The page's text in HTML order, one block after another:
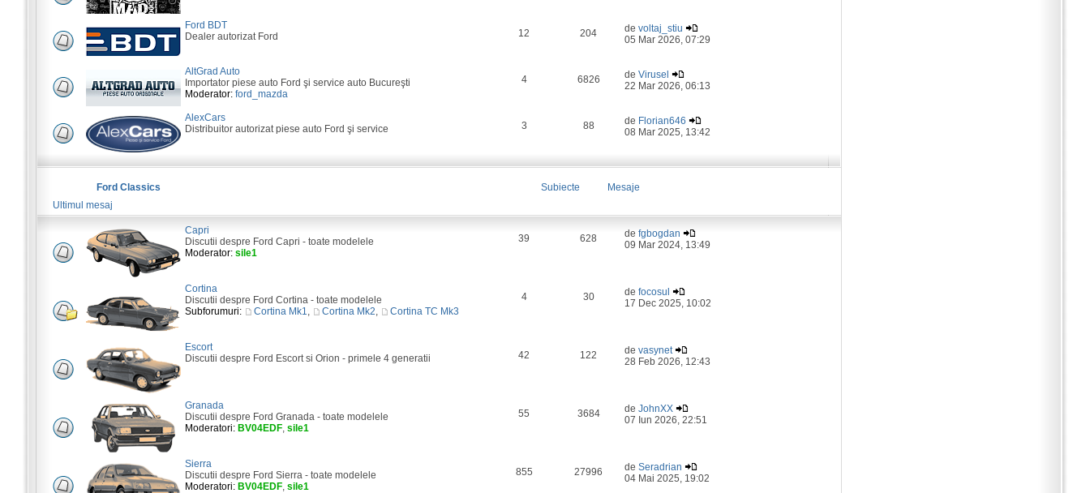
Ford BDT
Dealer autorizat Ford
12 204 devoltaj_stiu
05 Mar 2026, 07:29
AltGrad Auto
Importator piese auto Ford şi service auto Bucureşti
Moderator: ford_mazda
4 6826 deVirusel
22 Mar 2026, 06:13
AlexCars
Distribuitor autorizat piese auto Ford şi service
3 88 de Florian646
08 Mar 2025, 13:42
Ford Classics Subiecte
Mesaje
Ultimul mesaj
Capri
Discutii despre Ford Capri - toate modelele
Moderator: sile1
39 628 defgbogdan
09 Mar 2024, 13:49
Cortina
Discutii despre Ford Cortina - toate modelele
Subforumuri:
Cortina Mk1, Cortina Mk2, Cortina TC Mk3
4 30 defocosul
17 Dec 2025, 10:02
Escort
Discutii despre Ford Escort si Orion - primele 4 generatii
42 122 devasynet
28 Feb 2026, 12:43
Granada
Discutii despre Ford Granada - toate modelele
Moderatori: BV04EDF, sile1
55 3684 deJohnXX
07 Iun 2026, 22:51
Sierra
Discutii despre Ford Sierra - toate modelele
Moderatori: BV04EDF, sile1
855 27996 deSeradrian
04 Mai 2025, 19:02